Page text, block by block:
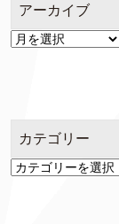
アーカイブ
ア
カテゴリー
カ